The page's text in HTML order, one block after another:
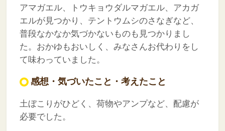
アマガエル、トウキョウダルマガエル、アカガ
エルが見つかり、テントウムシのさなぎなど、
普段なかなか気づかないものも見つかりまし
た。おかゆもおいしく、みなさんお代わりをし
て味わっていました。
感想・気づいたこと・考えたこと
土ぼこりがひどく、荷物やアンプなど、配慮が
必要でした。